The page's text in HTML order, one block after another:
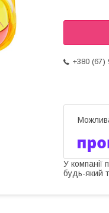
+380 (67)
У компанії
будь-який